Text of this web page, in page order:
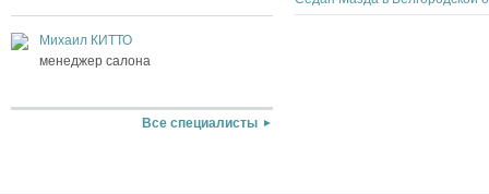
Михаил КИТТО
менеджер салона
Все специалисты